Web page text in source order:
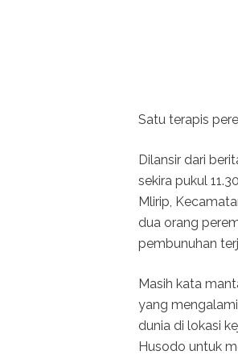
Satu terapis
Dilansir dari
sekira pukul
Mlirip,
dua orang
pembunuhan
Masih kata
yang
dunia di lokasi
Husodo untuk